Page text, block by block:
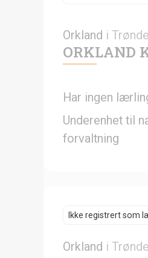
Orkland i
ORKLAND
Har ingen
Underenhet til
forvaltning
Ikke registrert som
Orkland i